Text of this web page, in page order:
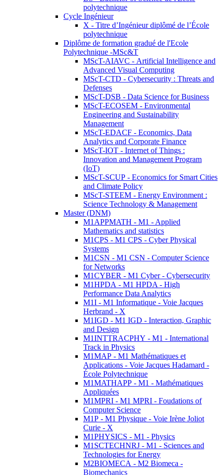
polytechnique
Cycle Ingénieur
X - Titre d’Ingénieur diplômé de l’École
polytechnique
Diplôme de formation gradué de l'Ecole
Polytechnique -MSc&T
MScT-AIAVC - Artificial Intelligence and
Advanced Visual Computing
MScT-CTD - Cybersecurity : Threats and
Defenses
MScT-DSB - Data Science for Business
MScT-ECOSEM - Environmental
Engineering and Sustainability
Management
MScT-EDACF - Economics, Data
Analytics and Corporate Finance
MScT-IOT - Internet of Things :
Innovation and Management Program
(IoT)
MScT-SCUP - Economics for Smart Cities
and Climate Policy
MScT-STEEM - Energy Environment :
Science Technology & Management
Master (DNM)
M1APPMATH - M1 - Applied
Mathematics and statistics
M1CPS - M1 CPS - Cyber Physical
Systems
M1CSN - M1 CSN - Computer Science
for Networks
M1CYBER - M1 Cyber - Cybersecurity
M1HPDA - M1 HPDA - High
Performance Data Analytics
M1I - M1 Informatique - Voie Jacques
Herbrand - X
M1IGD - M1 IGD - Interaction, Graphic
and Design
M1INTTRACPHY - M1 - International
Track in Physics
M1MAP - M1 Mathématiques et
Applications - Voie Jacques Hadamard -
École Polytechnique
M1MATHAPP - M1 - Mathématiques
Appliquées
M1MPRI - M1 MPRI - Foudations of
Computer Science
M1P - M1 Physique - Voie Irène Joliot
Curie - X
M1PHYSICS - M1 - Physics
M1SCTECHNRJ - M1 - Sciences and
Technologies for Energy
M2BIOMECA - M2 Biomeca -
Biomechanics